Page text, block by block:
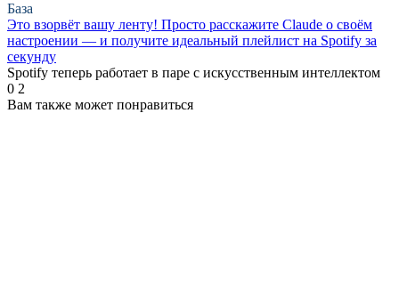
База
Это взорвёт вашу ленту! Просто расскажите Claude о своём
настроении — и получите идеальный плейлист на Spotify за
секунду
Spotify теперь работает в паре с искусственным интеллектом
0 2
Вам также может понравиться